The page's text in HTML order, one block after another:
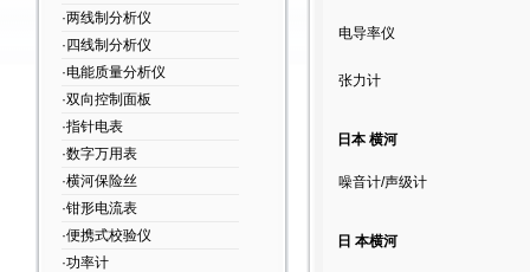
·两线制分析仪
·四线制分析仪
·电能质量分析仪
·双向控制面板
·指针电表
·数字万用表
·横河保险丝
·钳形电流表
·便携式校验仪
·功率计
电导率仪
张力计
日本 横河
噪音计/声级计
日 本横河